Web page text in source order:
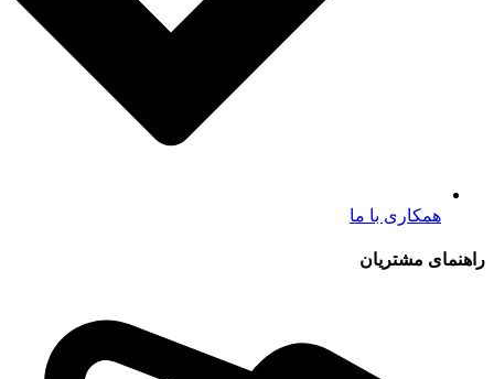
همکاری با ما
راهنمای مشتریان